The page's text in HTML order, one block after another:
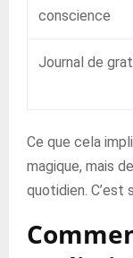
conscience
Journal de
Ce que cela
magique, mais
quotidien. C’est